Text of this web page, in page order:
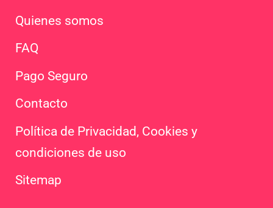
Quienes somos
FAQ
Pago Seguro
Contacto
Política de Privacidad, Cookies y
condiciones de uso
Sitemap